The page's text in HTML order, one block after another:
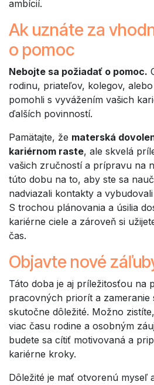
ambícií.
Ak uznáte za
o pomoc
Nebojte sa požiadať o pomoc.
rodinu, priateľov, kolegov,
pomohli s vyvážením vašich
ďalších povinností.
Pamätajte, že materská
kariérnom raste, ale skvelá
vašich zručností a prípravu na
túto dobu na to, aby ste sa
nadviazali kontakty a
S trochou plánovania a úsilia
kariérne ciele a zároveň si
čas.
Objavte nové
Táto doba je aj príležitosťou na
pracovných priorít a zameranie
skutočne dôležité. Možno
viac času rodine a osobným
budete sa cítiť motivovaná a
kariérne kroky.
Dôležité je mať otvorenú myseľ